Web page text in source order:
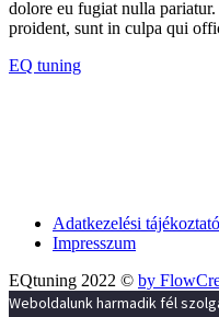
dolore eu fugiat nulla
proident, sunt in culpa qui
EQ tuning
Adatkezelési tájékoztató
Impresszum
EQtuning 2022 © by
Weboldalunk harmadik fél